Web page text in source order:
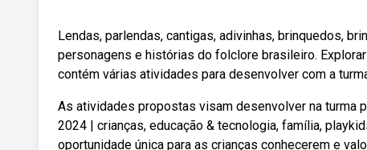
Lendas, parlendas, cantigas, adivinhas, brinquedos,
personagens e histórias do folclore brasileiro.
contém várias atividades para desenvolver com a
As atividades propostas visam desenvolver na turma
2024 | crianças, educação & tecnologia, família,
oportunidade única para as crianças conhecerem e